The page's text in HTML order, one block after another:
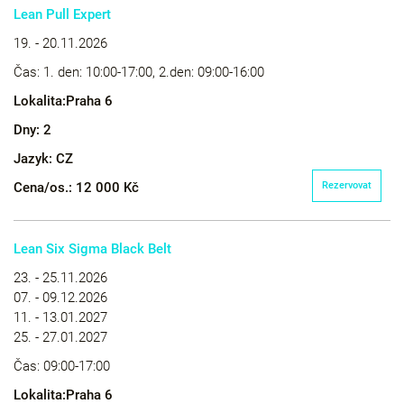
Lean Pull Expert
19. - 20.11.2026
Čas: 1. den: 10:00-17:00, 2.den: 09:00-16:00
Lokalita:Praha 6
Dny: 2
Jazyk: CZ
Cena/os.: 12 000 Kč Rezervovat
Lean Six Sigma Black Belt
23. - 25.11.2026
07. - 09.12.2026
11. - 13.01.2027
25. - 27.01.2027
Čas: 09:00-17:00
Lokalita:Praha 6